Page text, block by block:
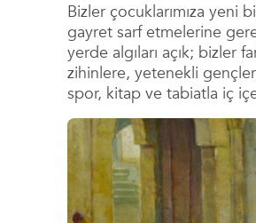
Bizler çocuklarımıza
gayret sarf etmelerine
yerde algıları açık; bizler
zihinlere, yetenekli
spor, kitap ve tabiatla iç